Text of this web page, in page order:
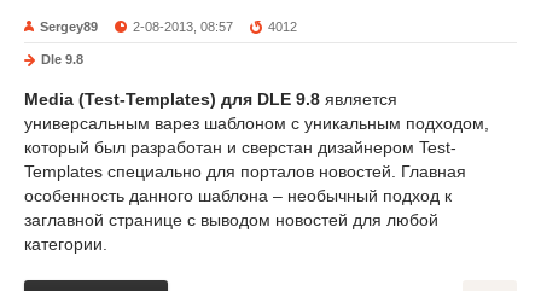
Sergey89 2-08-2013, 08:57 4012
Dle 9.8
Media (Test-Templates) для DLE 9.8 является
универсальным варез шаблоном с уникальным подходом,
который был разработан и сверстан дизайнером Test-
Templates специально для порталов новостей. Главная
особенность данного шаблона – необычный подход к
заглавной странице с выводом новостей для любой
категории.